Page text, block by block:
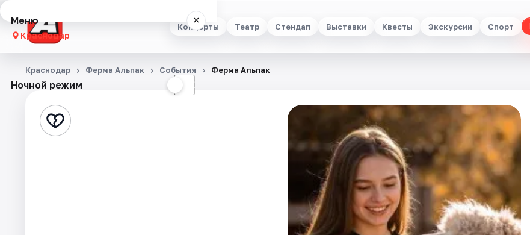
Концерты Театр Стендап Выставки Квесты Экскурсии Спорт
Меню ×
Краснодар
Концерты
Стендап
Ночной режим ☾
Краснодар Ферма Альпак События Ферма Альпак